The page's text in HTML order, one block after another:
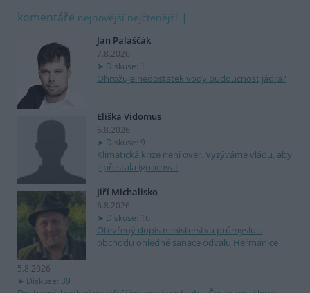
komentáře nejnovější nejčtenější
Jan Palaščák
7.8.2026
Diskuse: 1
Ohrožuje nedostatek vody budoucnost jádra?
Eliška Vidomus
6.8.2026
Diskuse: 9
Klimatická krize není over. Vyzýváme vládu, aby
ji přestala ignorovat
Jiří Michalisko
6.8.2026
Diskuse: 16
Otevřený dopis ministerstvu průmyslu a
obchodu ohledně sanace odvalu Heřmanice
5.8.2026
Diskuse: 39